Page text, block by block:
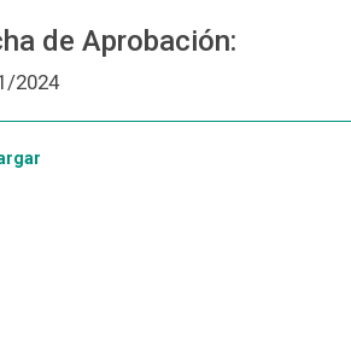
de Aprobación:
2024